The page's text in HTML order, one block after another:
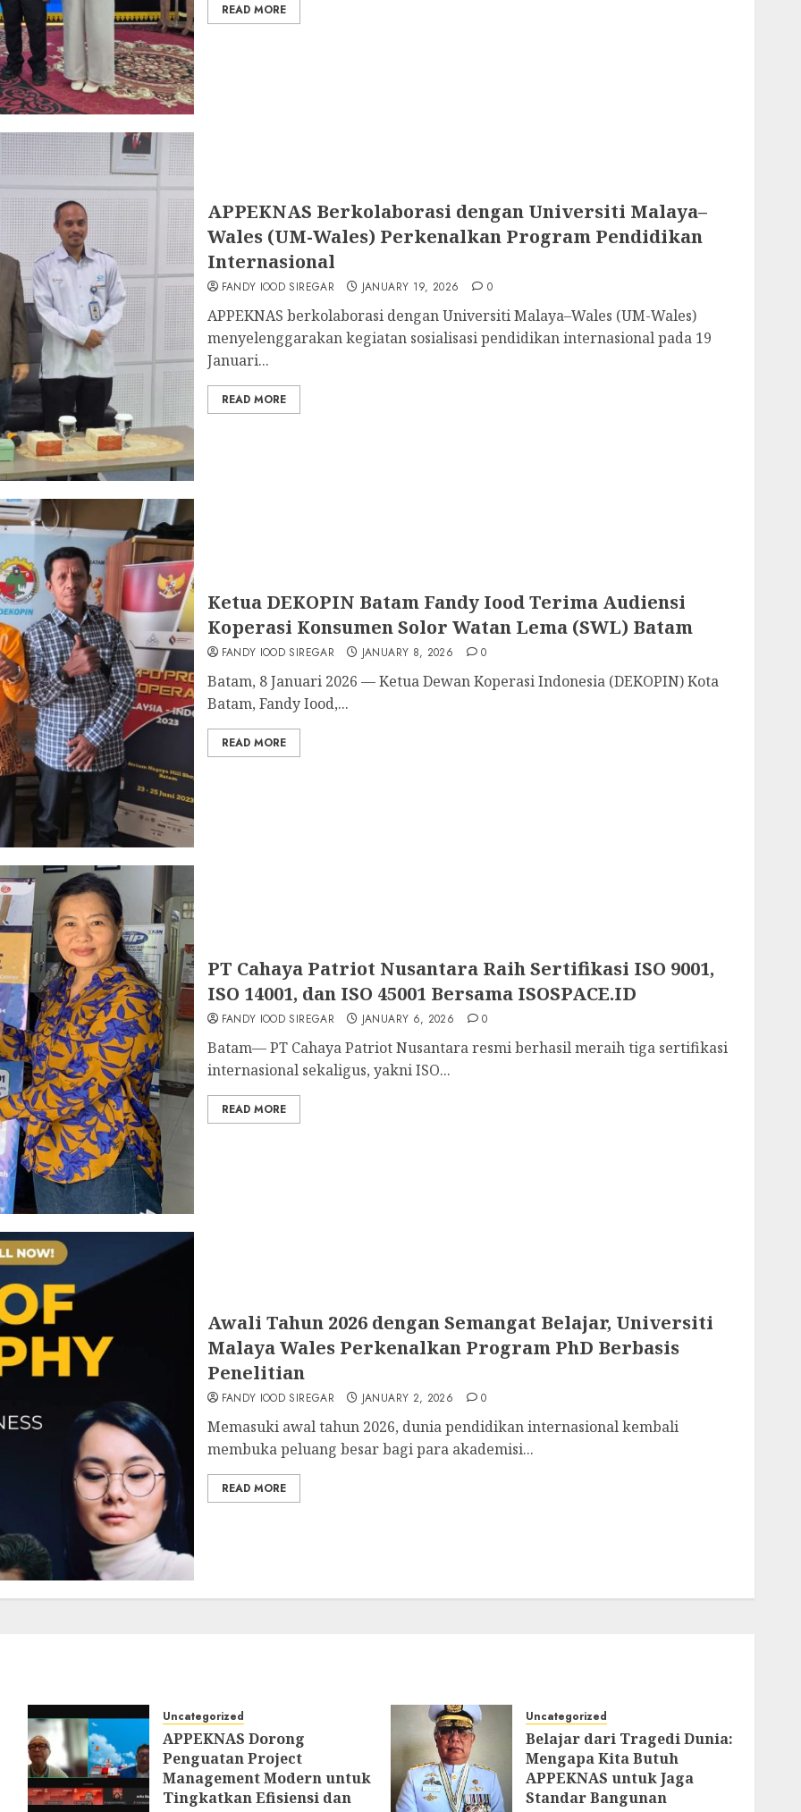
READ MORE
APPEKNAS Berkolaborasi dengan Universiti Malaya–
Wales (UM-Wales) Perkenalkan Program Pendidikan
Internasional
FANDY IOOD SIREGAR JANUARY 19, 2026 0
APPEKNAS berkolaborasi dengan Universiti Malaya–Wales (UM-Wales)
menyelenggarakan kegiatan sosialisasi pendidikan internasional pada 19
Januari...
READ MORE
Ketua DEKOPIN Batam Fandy Iood Terima Audiensi
Koperasi Konsumen Solor Watan Lema (SWL) Batam
FANDY IOOD SIREGAR JANUARY 8, 2026 0
Batam, 8 Januari 2026 — Ketua Dewan Koperasi Indonesia (DEKOPIN) Kota
Batam, Fandy Iood,...
READ MORE
PT Cahaya Patriot Nusantara Raih Sertifikasi ISO 9001,
ISO 14001, dan ISO 45001 Bersama ISOSPACE.ID
FANDY IOOD SIREGAR JANUARY 6, 2026 0
Batam— PT Cahaya Patriot Nusantara resmi berhasil meraih tiga sertifikasi
internasional sekaligus, yakni ISO...
READ MORE
Awali Tahun 2026 dengan Semangat Belajar, Universiti
Malaya Wales Perkenalkan Program PhD Berbasis
Penelitian
FANDY IOOD SIREGAR JANUARY 2, 2026 0
Memasuki awal tahun 2026, dunia pendidikan internasional kembali
membuka peluang besar bagi para akademisi...
READ MORE
Uncategorized
APPEKNAS Dorong
Penguatan Project
Management Modern untuk
Tingkatkan Efisiensi dan
Uncategorized
Belajar dari Tragedi Dunia:
Mengapa Kita Butuh
APPEKNAS untuk Jaga
Standar Bangunan